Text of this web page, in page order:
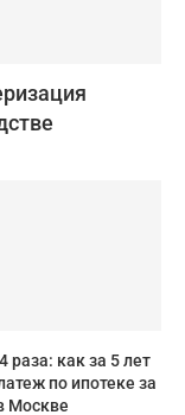
раза: как за 5 лет
по ипотеке за
Москве